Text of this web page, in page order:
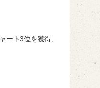
ート3位を獲得、